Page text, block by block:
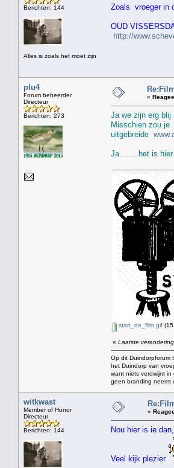
Berichten: 144
Alles is zoals het moet zijn
Zoals vroeger in
OUD
http://
plu4
Forum beheerder
Directeur
Berichten: 273
«
Ja we zijn erg blij
Misschien zou je
uitgebreide
Ja........het is
start_de_film.gif
« Laatste
Op dit Duindorpforum
het Duindorp van
want niets verdwijnt in
geen branding neemt
witkwast
Member of Honor
Directeur
Berichten: 144
«
Nou hier is ie
Veel kijk plezier